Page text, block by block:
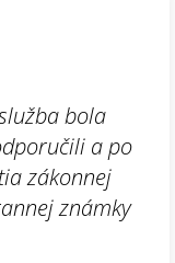
bola
a po
zákonnej
známky